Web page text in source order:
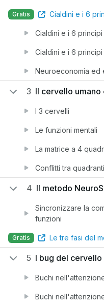
Gratis Cialdini e i 6
Cialdini e i 6
Cialdini e i 6
Neuroeconomia ed
3 Il cervello umano
I 3 cervelli
Le funzioni mentali
La matrice a 4
Conflitti tra
4 Il metodo
Sincronizzare la
funzioni
Gratis Le tre fasi del
5 I bug del
Buchi
Buchi